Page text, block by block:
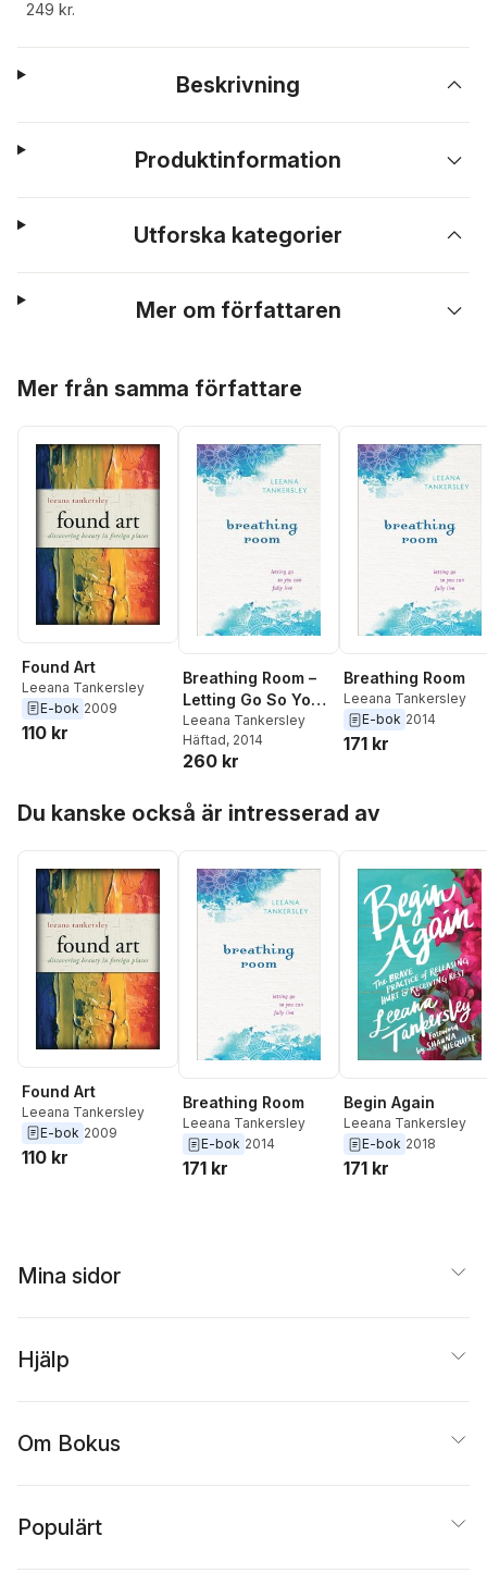
249 kr.
Beskrivning
Produktinformation
Utforska kategorier
Mer om författaren
Mer från samma författare
Found Art
Leeana Tankersley
E-bok 2009
110 kr
Breathing Room –
Letting Go So You
Can Fully Live
Leeana Tankersley
Häftad, 2014
260 kr
Breathing Room
Leeana Tankersley
E-bok 2014
171 kr
Du kanske också är intresserad av
Found Art
Leeana Tankersley
E-bok 2009
110 kr
Breathing Room
Leeana Tankersley
E-bok 2014
171 kr
Begin Again
Leeana Tankersley
E-bok 2018
171 kr
Mina sidor
Hjälp
Om Bokus
Populärt